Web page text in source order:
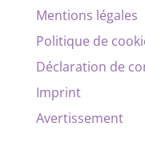
Mentions légales
Politique de
Déclaration de
Imprint
Avertissement